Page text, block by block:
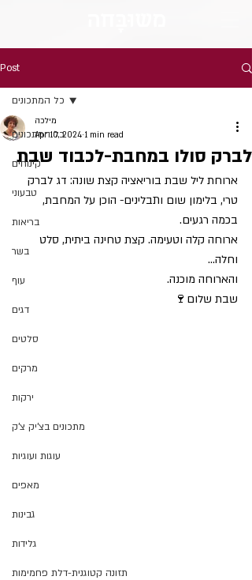
Post
כל המתכונים
קינוחים
טבעוני
בריאות
בשר
עוף
דגים
סלטים
מרקים
ירקות
מתכונים בצ'יק צ'ק
עוגות ועוגיות
מאפים
גבינות
גלידות
תזונה קטוגנית-דלת פחמימות
כל המתכונים
לברק סולו במחבת-לכבוד שבת
מילכה
Apr 10, 2024 1 min read
ארוחת ליל שבת בוריאציה קצת שונה: דג לברק
טרי, בלימון שום ותבלינים- הוכן על המחבת,
בכמה רגעים.
ארוחה קלה וטעימה. קצת טחינה ביתית, סלט
וחלה…
והארוחה מוכנה.
שבת שלום🍷